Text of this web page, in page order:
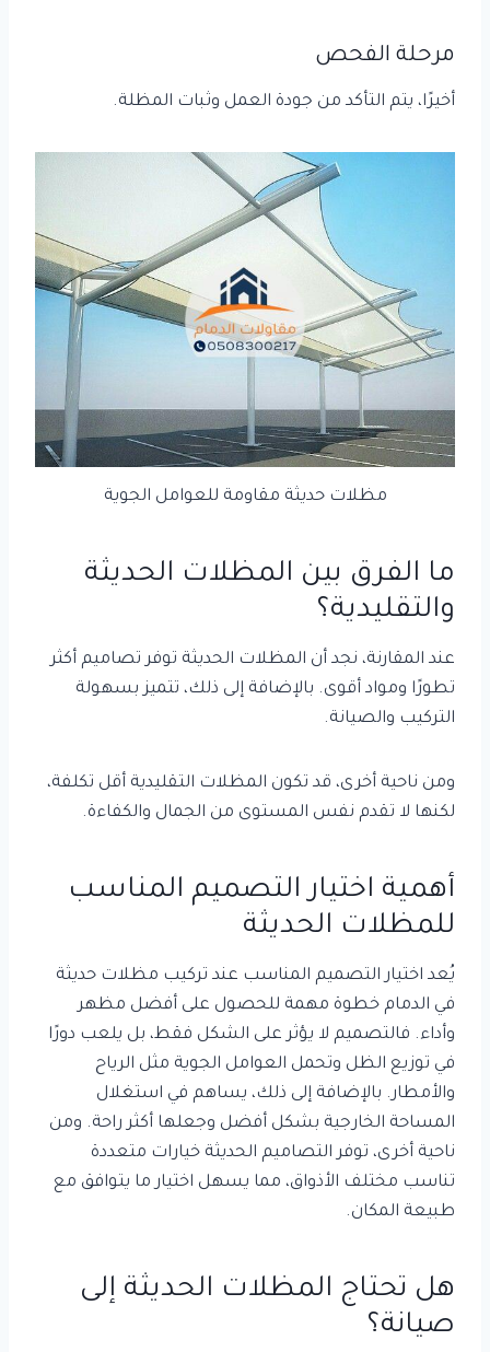
مرحلة الفحص
أخيرًا، يتم التأكد من جودة العمل وثبات المظلة.
مظلات حديثة مقاومة للعوامل الجوية
ما الفرق بين المظلات الحديثة
والتقليدية؟
عند المقارنة، نجد أن المظلات الحديثة توفر تصاميم أكثر
تطورًا ومواد أقوى. بالإضافة إلى ذلك، تتميز بسهولة
التركيب والصيانة.
ومن ناحية أخرى، قد تكون المظلات التقليدية أقل تكلفة،
لكنها لا تقدم نفس المستوى من الجمال والكفاءة.
أهمية اختيار التصميم المناسب
للمظلات الحديثة
يُعد اختيار التصميم المناسب عند تركيب مظلات حديثة
في الدمام خطوة مهمة للحصول على أفضل مظهر
وأداء. فالتصميم لا يؤثر على الشكل فقط، بل يلعب دورًا
في توزيع الظل وتحمل العوامل الجوية مثل الرياح
والأمطار. بالإضافة إلى ذلك، يساهم في استغلال
المساحة الخارجية بشكل أفضل وجعلها أكثر راحة. ومن
ناحية أخرى، توفر التصاميم الحديثة خيارات متعددة
تناسب مختلف الأذواق، مما يسهل اختيار ما يتوافق مع
طبيعة المكان.
هل تحتاج المظلات الحديثة إلى
صيانة؟